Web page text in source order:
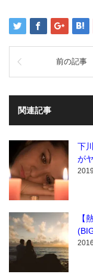
前の記事
関連記事
下
が
【